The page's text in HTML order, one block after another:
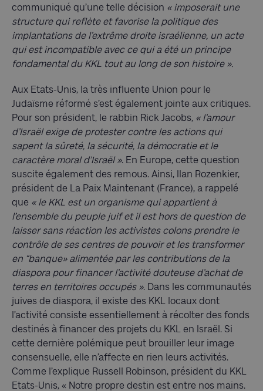
communiqué qu’une telle décision « imposerait une
structure qui reflète et favorise la politique des
implantations de l’extrême droite israélienne, un acte
qui est incompatible avec ce qui a été un principe
fondamental du KKL tout au long de son histoire ».
Aux Etats-Unis, la très influente Union pour le
Judaïsme réformé s’est également jointe aux critiques.
Pour son président, le rabbin Rick Jacobs, « l’amour
d’Israël exige de protester contre les actions qui
sapent la sûreté, la sécurité, la démocratie et le
caractère moral d’Israël ». En Europe, cette question
suscite également des remous. Ainsi, Ilan Rozenkier,
président de La Paix Maintenant (France), a rappelé
que « le KKL est un organisme qui appartient à
l’ensemble du peuple juif et il est hors de question de
laisser sans réaction les activistes colons prendre le
contrôle de ses centres de pouvoir et les transformer
en “banque» alimentée par les contributions de la
diaspora pour financer l’activité douteuse d’achat de
terres en territoires occupés ». Dans les communautés
juives de diaspora, il existe des KKL locaux dont
l’activité consiste essentiellement à récolter des fonds
destinés à financer des projets du KKL en Israël. Si
cette dernière polémique peut brouiller leur image
consensuelle, elle n’affecte en rien leurs activités.
Comme l’explique Russell Robinson, président du KKL
Etats-Unis, « Notre propre destin est entre nos mains.